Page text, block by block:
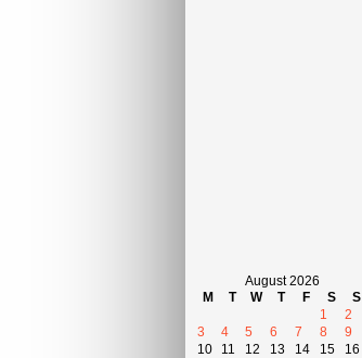
August 2026
M
T W T F S
S
1
2
3
4 5 6 7 8
9
10
11 12 13 14 15
16